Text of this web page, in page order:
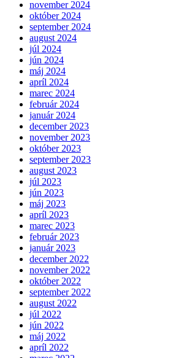
november 2024
október 2024
september 2024
august 2024
júl 2024
jún 2024
máj 2024
apríl 2024
marec 2024
február 2024
január 2024
december 2023
november 2023
október 2023
september 2023
august 2023
júl 2023
jún 2023
máj 2023
apríl 2023
marec 2023
február 2023
január 2023
december 2022
november 2022
október 2022
september 2022
august 2022
júl 2022
jún 2022
máj 2022
apríl 2022